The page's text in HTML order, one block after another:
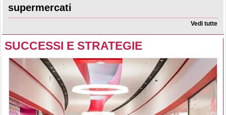
supermercati
Vedi tutte
SUCCESSI E STRATEGIE